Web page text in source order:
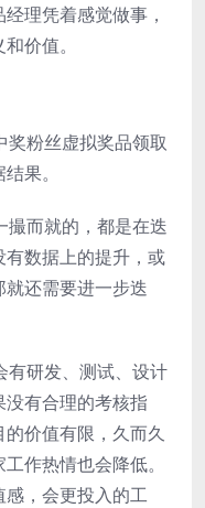
理凭着感觉做事，
价值。
奖粉丝虚拟奖品领取
果。
撮而就的，都是在迭
数据上的提升，或
还需要进一步迭
有研发、测试、设计
有合理的考核指
价值有限，久而久
作热情也会降低。
，会更投入的工